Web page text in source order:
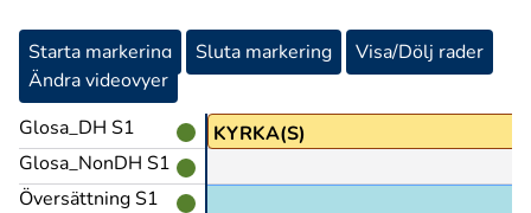
Starta markering Sluta markering
Visa/Dölj rader
Ändra videovyer
Glosa_DH S1
Glosa_NonDH S1
Översättning S1
KYRKA(S)